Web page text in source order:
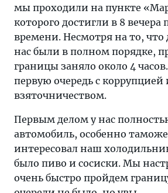
мы проходили на пункте
которого достигли в 8 вечера
времени. Несмотря на то,
нас были в полном порядке,
границы заняло около 4
первую очередь с коррупцией
взяточничеством.
Первым делом у нас
автомобиль, особенно
интересовал наш
было пиво и сосиски. Мы
очень быстро пройдем